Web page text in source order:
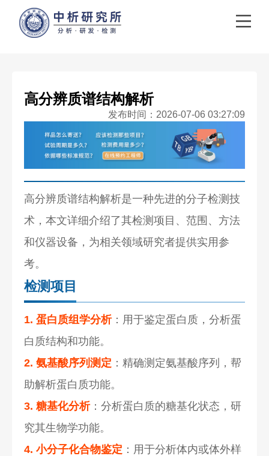
高分辨质谱结构解析
发布时间：2026-07-06 03:27:09
高分辨质谱结构解析是一种先进的分子检测技
术，本文详细介绍了其检测项目、范围、方法
和仪器设备，为相关领域研究者提供实用参
考。
检测项目
1. 蛋白质组学分析：用于鉴定蛋白质，分析蛋
白质结构和功能。
2. 氨基酸序列测定 ：精确测定氨基酸序列，帮
助解析蛋白质功能。
3. 糖基化分析：分析蛋白质的糖基化状态，研
究其生物学功能。
4. 小分子化合物鉴定 ：用于分析体内或体外样